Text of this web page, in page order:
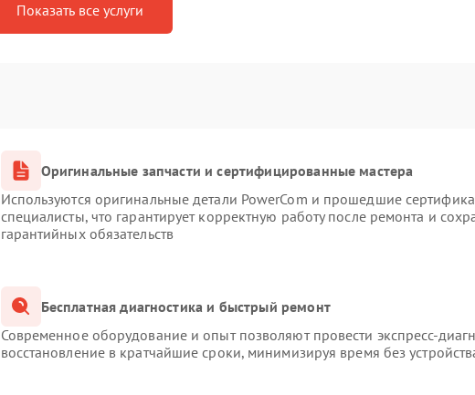
Показать все услуги
Оригинальные запчасти и сертифицированные мастера
Используются оригинальные детали PowerCom и прошедшие
специалисты, что гарантирует корректную работу после ремонта и
гарантийных обязательств
Бесплатная диагностика и быстрый ремонт
Современное оборудование и опыт позволяют провести экспресс-
восстановление в кратчайшие сроки, минимизируя время без